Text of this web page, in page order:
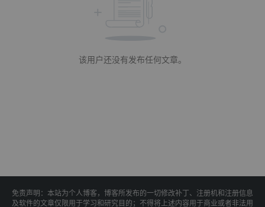
该用户还没有发布任何文章。
免责声明：本站为个人博客，博客所发布的一切修改补丁、注册机和注册信息
及软件的文章仅限用于学习和研究目的；不得将上述内容用于商业或者非法用